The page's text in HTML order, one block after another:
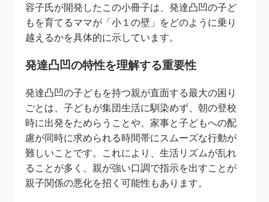
容子氏が開発したこの小冊子は、発達凸凹の子ど
もを育てるママが「小１の壁」をどのように乗り
越えるかを具体的に示しています。
発達凸凹の特性を理解する重要性
発達凸凹の子どもを持つ親が直面する最大の困り
ごとは、子どもが集団生活に馴染めず、朝の登校
時に出発をためらうことや、家事と子どもへの配
慮が同時に求められる時間帯にスムーズな行動が
難しいことです。これにより、生活リズムが乱れ
ることが多く、親が強い口調で指示を出すことが
親子関係の悪化を招く可能性もあります。